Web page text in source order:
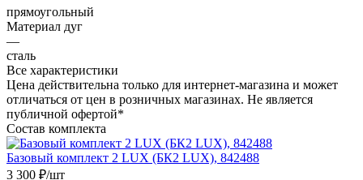
прямоугольный
Материал дуг
—
сталь
Все характеристики
Цена действительна только для интернет-магазина и может
отличаться от цен в розничных магазинах. Не является
публичной офертой*
Состав комплекта
Базовый комплект 2 LUX (БК2 LUX), 842488
3 300 ₽/шт